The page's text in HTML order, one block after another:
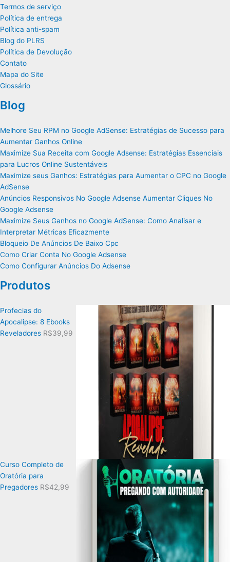
Termos de serviço
Política de entrega
Política anti-spam
Blog do PLRS
Política de Devolução
Contato
Mapa do Site
Glossário
Blog
Melhore Seu RPM no Google AdSense: Estratégias de Sucesso para
Aumentar Ganhos Online
Maximize Sua Receita com Google Adsense: Estratégias Essenciais
para Lucros Online Sustentáveis
Maximize seus Ganhos: Estratégias para Aumentar o CPC no Google
AdSense
Anúncios Responsivos No Google Adsense Aumentar Cliques No
Google Adsense
Maximize Seus Ganhos no Google AdSense: Como Analisar e
Interpretar Métricas Eficazmente
Bloqueio De Anúncios De Baixo Cpc
Como Criar Conta No Google Adsense
Como Configurar Anúncios Do Adsense
Produtos
Profecias do
Apocalipse: 8 Ebooks
Reveladores R$39,99
Curso Completo de
Oratória para
Pregadores R$42,99